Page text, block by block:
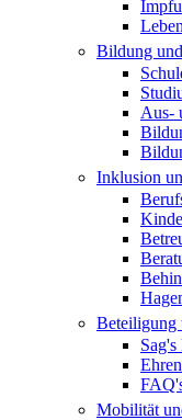
Bildung
Aus-
Inklusion
Beteiligung
Mobilität